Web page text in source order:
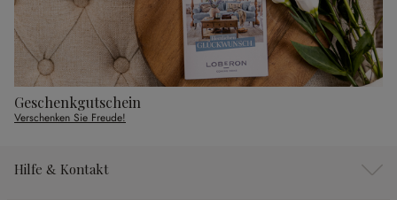
Geschenkgutschein
Verschenken Sie Freude!
Hilfe & Kontakt